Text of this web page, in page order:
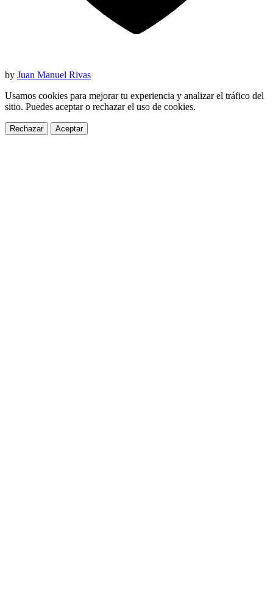
by Juan Manuel Rivas
Usamos cookies para mejorar tu experiencia y analizar el tráfico del
sitio. Puedes aceptar o rechazar el uso de cookies.
Rechazar Aceptar